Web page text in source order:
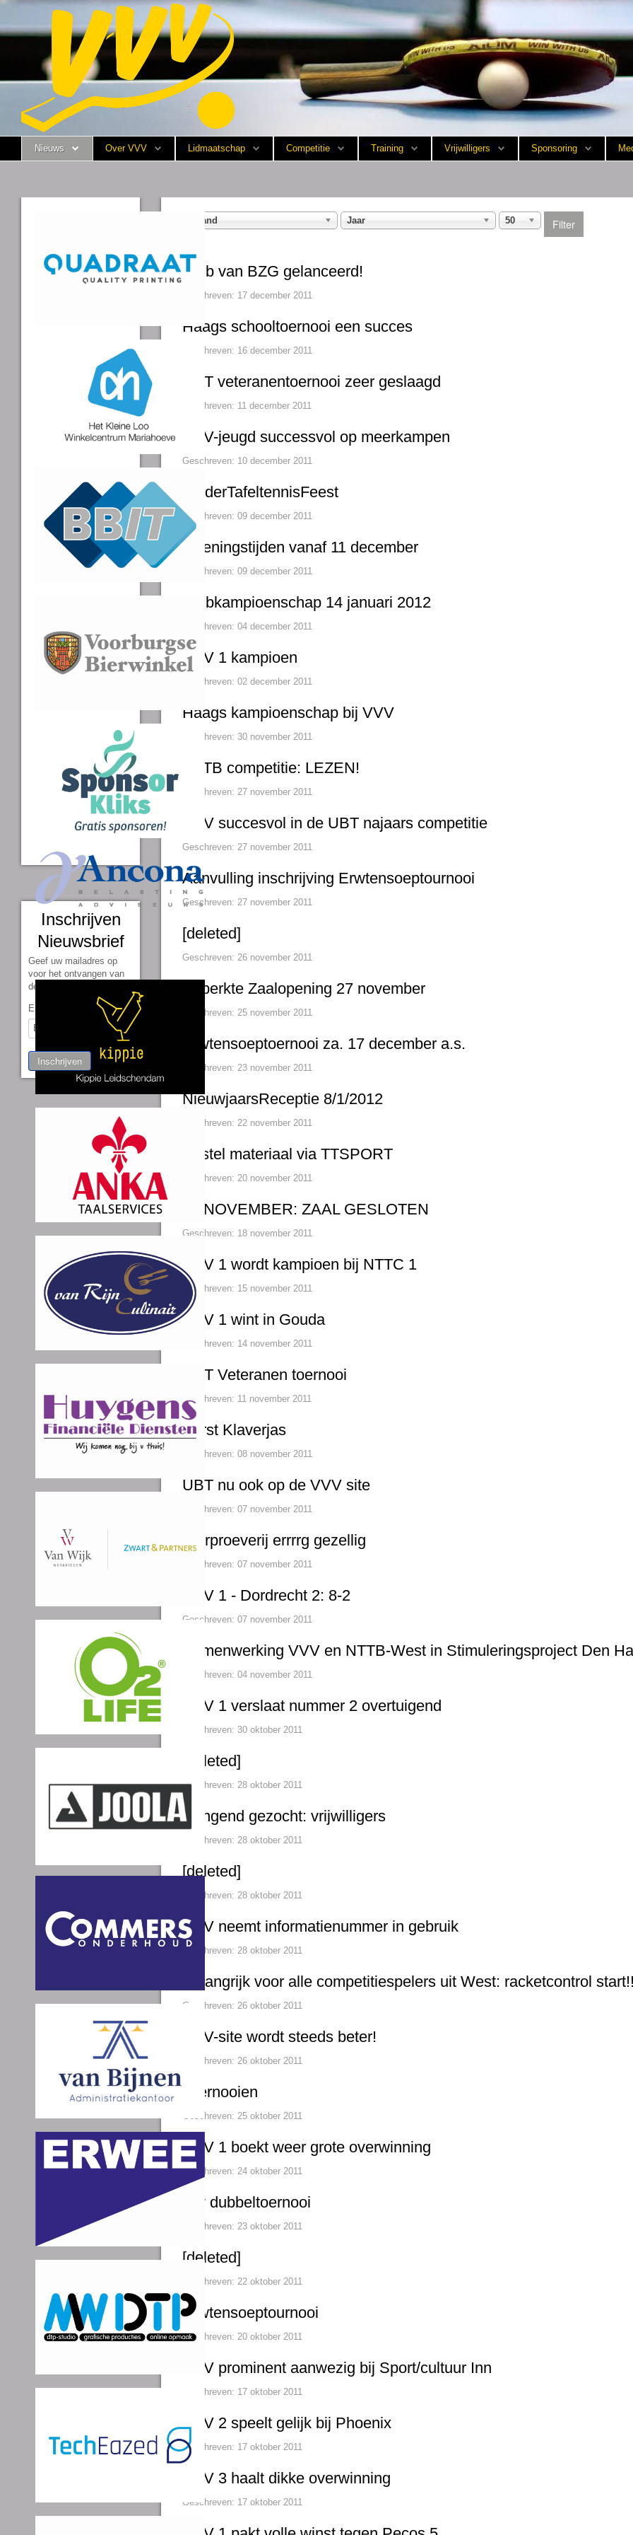
Nieuws
Over VVV
Lidmaatschap
Competitie
Sponsoring
Nieuws Over VVV Lidmaatschap Competitie Training Vrijwilligers Sponsoring
Maand Jaar 50 Filter
Club van BZG gelanceerd!
Geschreven: 17 december 2011
Haags schooltoernooi een succes
Geschreven: 16 december 2011
UBT veteranentoernooi zeer geslaagd
Geschreven: 11 december 2011
VVV-jeugd successvol op meerkampen
Geschreven: 10 december 2011
KinderTafeltennisFeest
Geschreven: 09 december 2011
Openingstijden vanaf 11 december
Geschreven: 09 december 2011
Clubkampioenschap 14 januari 2012
Geschreven: 04 december 2011
VVV 1 kampioen
Geschreven: 02 december 2011
Haags kampioenschap bij VVV
Geschreven: 30 november 2011
NTTB competitie: LEZEN!
Geschreven: 27 november 2011
VVV succesvol in de UBT najaars competitie
Geschreven: 27 november 2011
Aanvulling inschrijving Erwtensoeptournooi
Geschreven: 27 november 2011
[deleted]
Geschreven: 26 november 2011
Beperkte Zaalopening 27 november
Geschreven: 25 november 2011
Erwtensoeptoernooi za. 17 december a.s.
Geschreven: 23 november 2011
NieuwjaarsReceptie 8/1/2012
Geschreven: 22 november 2011
Bestel materiaal via TTSPORT
Geschreven: 20 november 2011
20 NOVEMBER: ZAAL GESLOTEN
Geschreven: 18 november 2011
VVV 1 wordt kampioen bij NTTC 1
Geschreven: 15 november 2011
VVV 1 wint in Gouda
Geschreven: 14 november 2011
UBT Veteranen toernooi
Geschreven: 11 november 2011
Kerst Klaverjas
Geschreven: 08 november 2011
UBT nu ook op de VVV site
Geschreven: 07 november 2011
Bierproeverij errrrg gezellig
Geschreven: 07 november 2011
VVV 1 - Dordrecht 2: 8-2
Geschreven: 07 november 2011
Samenwerking VVV en NTTB-West in Stimuleringsproject Den
Geschreven: 04 november 2011
VVV 1 verslaat nummer 2 overtuigend
Geschreven: 30 oktober 2011
[deleted]
Geschreven: 28 oktober 2011
Dringend gezocht: vrijwilligers
Geschreven: 28 oktober 2011
[deleted]
Geschreven: 28 oktober 2011
VVV neemt informatienummer in gebruik
Geschreven: 28 oktober 2011
Belangrijk voor alle competitiespelers uit West: racketcontrol
Geschreven: 26 oktober 2011
VVV-site wordt steeds beter!
Geschreven: 26 oktober 2011
Toernooien
Geschreven: 25 oktober 2011
VVV 1 boekt weer grote overwinning
Geschreven: 24 oktober 2011
vvv dubbeltoernooi
Geschreven: 23 oktober 2011
[deleted]
Geschreven: 22 oktober 2011
Erwtensoeptournooi
Geschreven: 20 oktober 2011
VVV prominent aanwezig bij Sport/cultuur Inn
Geschreven: 17 oktober 2011
VVV 2 speelt gelijk bij Phoenix
Geschreven: 17 oktober 2011
VVV 3 haalt dikke overwinning
Geschreven: 17 oktober 2011
Inschrijven
Nieuwsbrief
Geef uw mailadres op
voor het ontvangen van
de nieuwsbrief
Email Address
Inschrijven